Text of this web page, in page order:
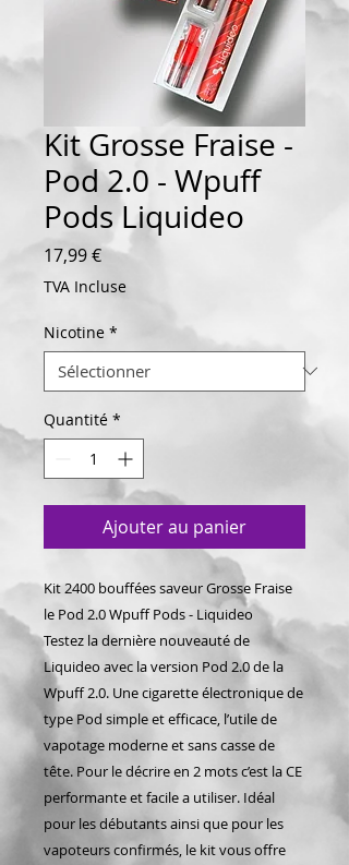
Kit Grosse Fraise -
Pod 2.0 - Wpuff
Pods Liquideo
17,99 €Prix
TVA Incluse
Nicotine *
Quantité *
Ajouter au panier
Kit 2400 bouffées saveur Grosse Fraise
le Pod 2.0 Wpuff Pods - Liquideo
Testez la dernière nouveauté de
Liquideo avec la version Pod 2.0 de la
Wpuff 2.0. Une cigarette électronique de
type Pod simple et efficace, l’utile de
vapotage moderne et sans casse de
tête. Pour le décrire en 2 mots c’est la CE
performante et facile a utiliser. Idéal
pour les débutants ainsi que pour les
vapoteurs confirmés, le kit vous offre